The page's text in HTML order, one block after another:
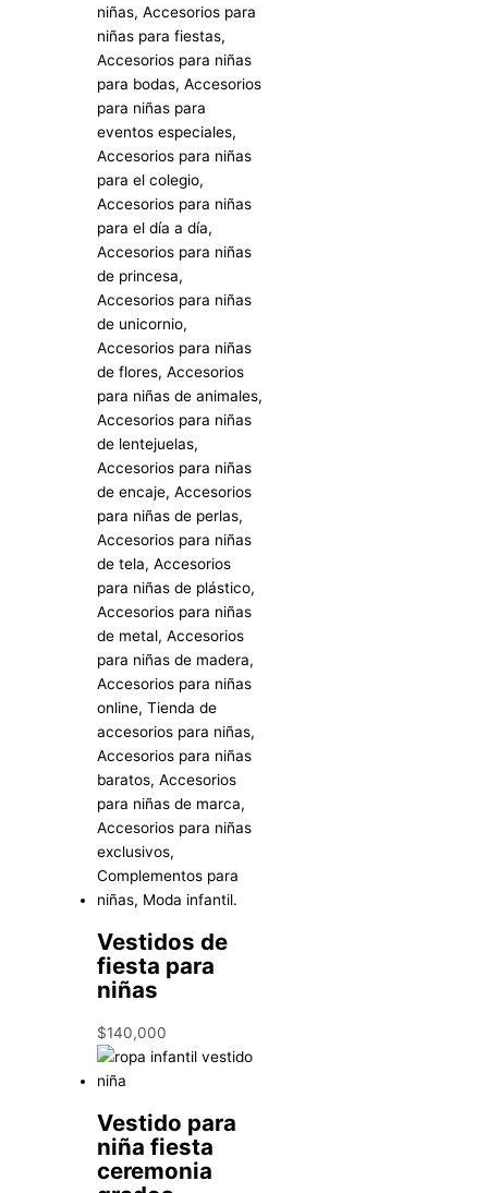
Vestidos de
fiesta para
niñas
$140,000
Vestido para
niña fiesta
ceremonia